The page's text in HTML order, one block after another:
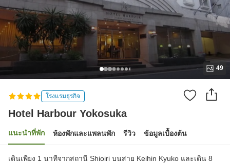
49
โรงแรมธุรกิจ
Hotel Harbour Yokosuka
แนะนำที่พัก ห้องพักและแพลนพัก รีวิว ข้อมูลเบื้องต้น
เดินเพียง 1 นาทีจากสถานี Shioiri บนสาย Keihin Kyuko และเดิน 8